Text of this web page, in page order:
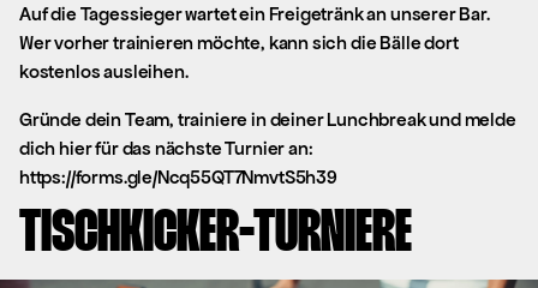
Auf die Tagessieger wartet ein Freigetränk an unserer Bar.
Wer vorher trainieren möchte, kann sich die Bälle dort
kostenlos ausleihen.
Gründe dein Team, trainiere in deiner Lunchbreak und melde
dich hier für das nächste Turnier an:
https://forms.gle/Ncq55QT7NmvtS5h39
TISCHKICKER-TURNIERE